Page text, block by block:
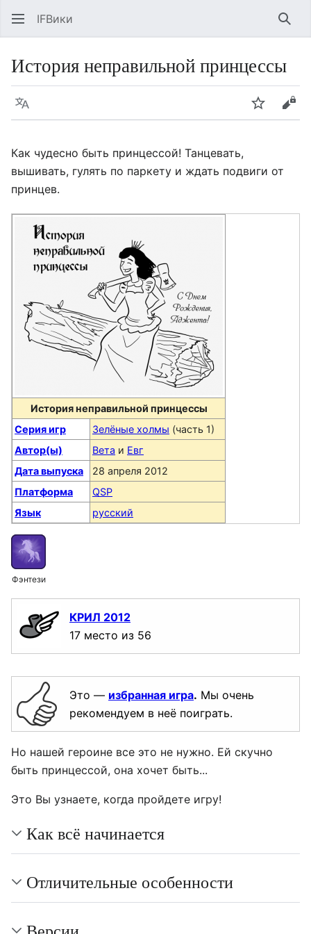
IFВики
История неправильной принцессы
Язык Следить
Как чудесно быть принцессой! Танцевать,
вышивать, гулять по паркету и ждать подвиги от
принцев.
История неправильной принцессы
Серия игр
Зелёные холмы (часть 1)
Автор(ы)
Вета и Евг
Дата выпуска
28 апреля 2012
Платформа
QSP
Язык
русский
Фэнтези
КРИЛ 2012
17 место из 56
Это — избранная игра. Мы очень
рекомендуем в неё поиграть.
Но нашей героине все это не нужно. Ей скучно
быть принцессой, она хочет быть...
Это Вы узнаете, когда пройдете игру!
Как всё начинается
Отличительные особенности